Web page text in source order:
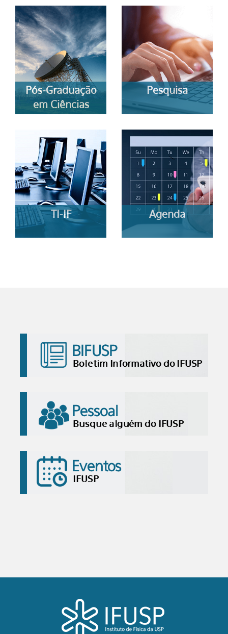
Pós-Graduação
em Ciências
Pesquisa
TI-IF Agenda